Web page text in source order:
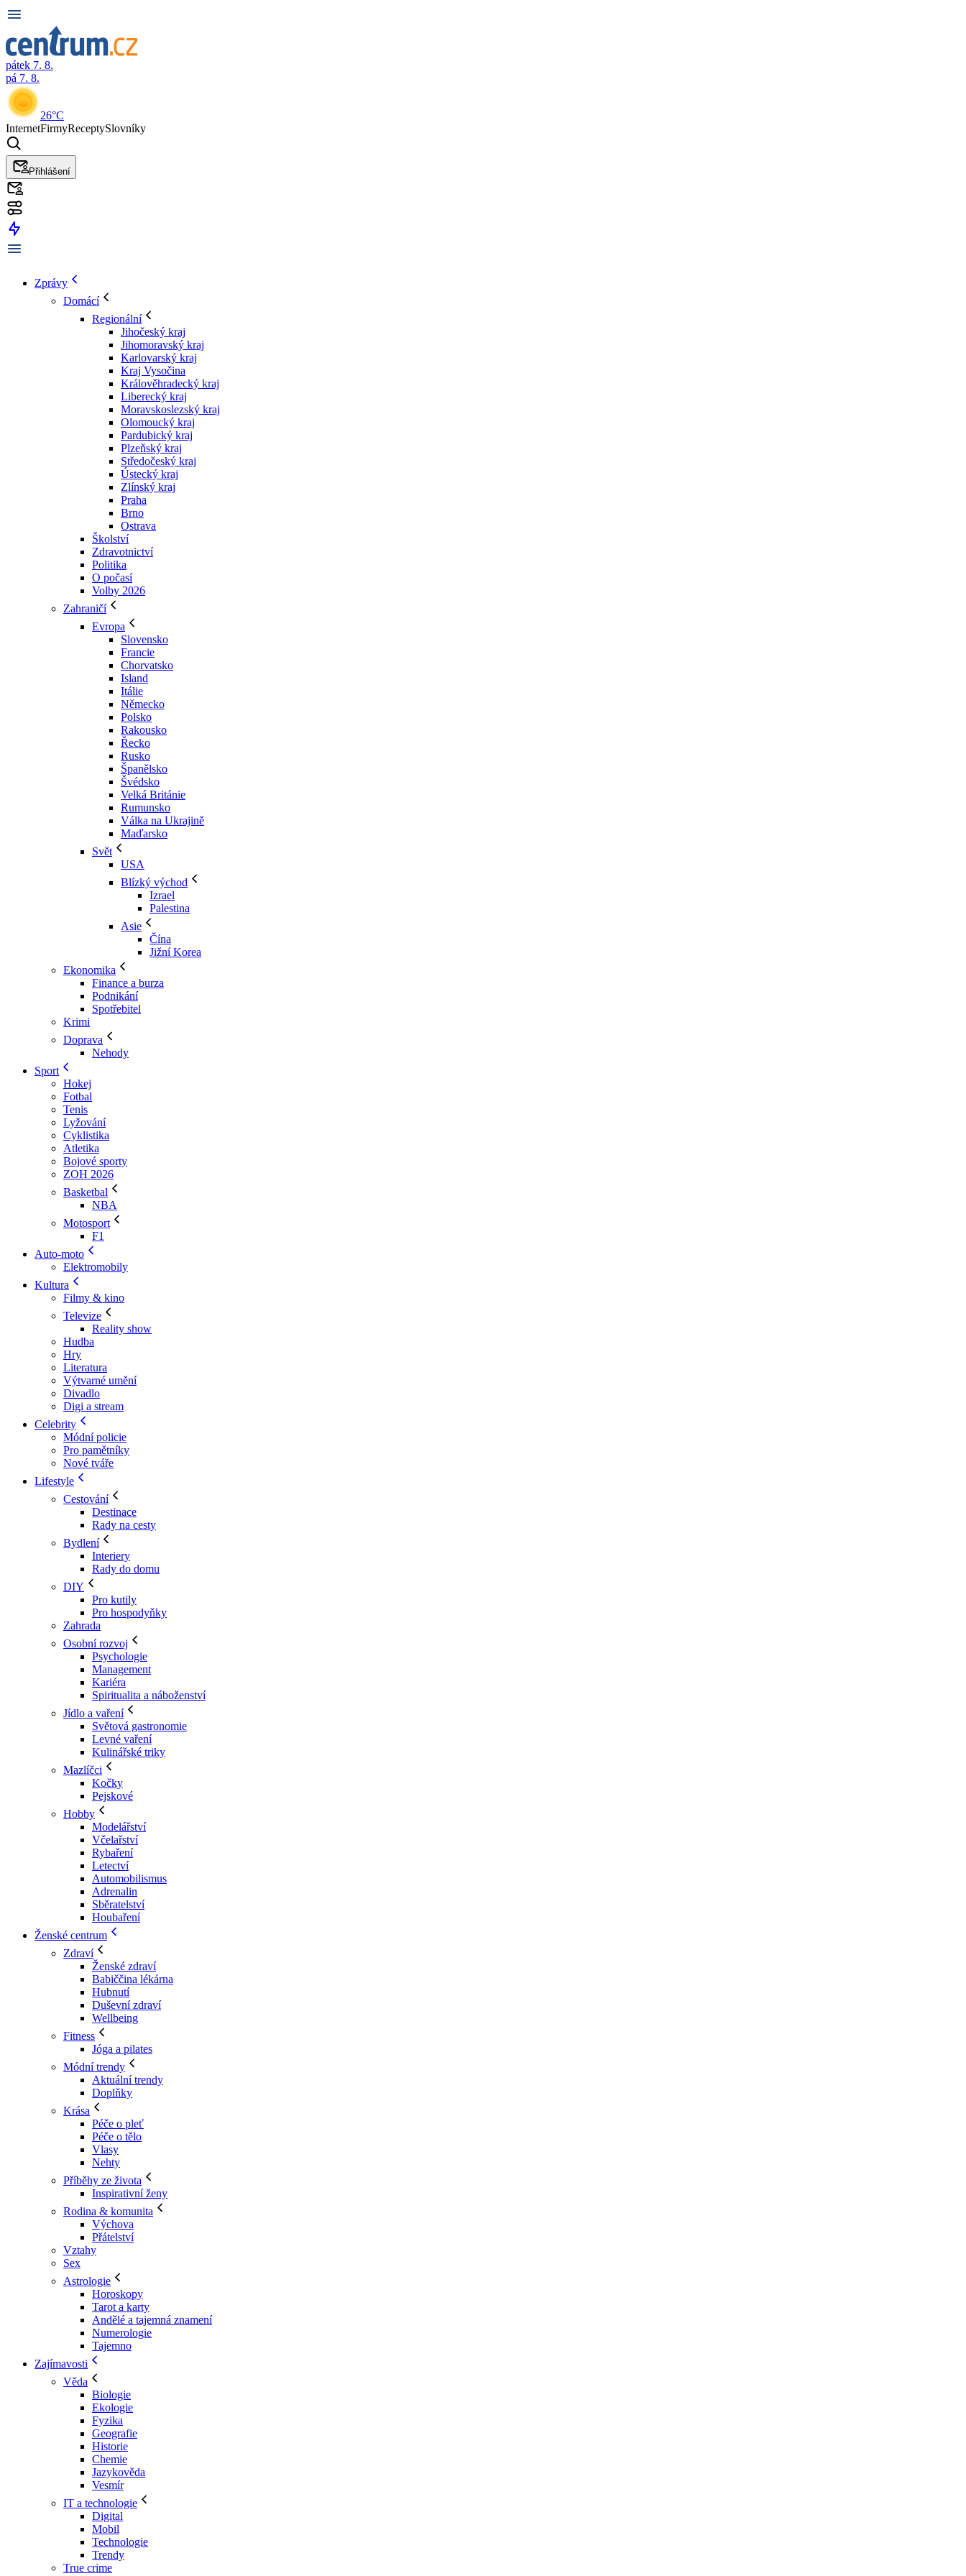
pátek 7. 8.
pá 7. 8.
26°C
InternetFirmyReceptySlovníky
Přihlášení
Zprávy
Domácí
Regionální
Jihočeský kraj
Jihomoravský kraj
Karlovarský kraj
Kraj Vysočina
Králověhradecký kraj
Liberecký kraj
Moravskoslezský kraj
Olomoucký kraj
Pardubický kraj
Plzeňský kraj
Středočeský kraj
Ústecký kraj
Zlínský kraj
Praha
Brno
Ostrava
Školství
Zdravotnictví
Politika
O počasí
Volby 2026
Zahraničí
Evropa
Slovensko
Francie
Chorvatsko
Island
Itálie
Německo
Polsko
Rakousko
Řecko
Rusko
Španělsko
Švédsko
Velká Británie
Rumunsko
Válka na Ukrajině
Maďarsko
Svět
USA
Blízký východ
Izrael
Palestina
Asie
Čína
Jižní Korea
Ekonomika
Finance a burza
Podnikání
Spotřebitel
Krimi
Doprava
Nehody
Sport
Hokej
Fotbal
Tenis
Lyžování
Cyklistika
Atletika
Bojové sporty
ZOH 2026
Basketbal
NBA
Motosport
F1
Auto-moto
Elektromobily
Kultura
Filmy & kino
Televize
Reality show
Hudba
Hry
Literatura
Výtvarné umění
Divadlo
Digi a stream
Celebrity
Módní policie
Pro pamětníky
Nové tváře
Lifestyle
Cestování
Destinace
Rady na cesty
Bydlení
Interiery
Rady do domu
DIY
Pro kutily
Pro hospodyňky
Zahrada
Osobní rozvoj
Psychologie
Management
Kariéra
Spiritualita a náboženství
Jídlo a vaření
Světová gastronomie
Levné vaření
Kulinářské triky
Mazlíčci
Kočky
Pejskové
Hobby
Modelářství
Včelařství
Rybaření
Letectví
Automobilismus
Adrenalin
Sběratelství
Houbaření
Ženské centrum
Zdraví
Ženské zdraví
Babiččina lékárna
Hubnutí
Duševní zdraví
Wellbeing
Fitness
Jóga a pilates
Módní trendy
Aktuální trendy
Doplňky
Krása
Péče o pleť
Péče o tělo
Vlasy
Nehty
Příběhy ze života
Inspirativní ženy
Rodina & komunita
Výchova
Přátelství
Vztahy
Sex
Astrologie
Horoskopy
Tarot a karty
Andělé a tajemná znamení
Numerologie
Tajemno
Zajímavosti
Věda
Biologie
Ekologie
Fyzika
Geografie
Historie
Chemie
Jazykověda
Vesmír
IT a technologie
Digital
Mobil
Technologie
Trendy
True crime